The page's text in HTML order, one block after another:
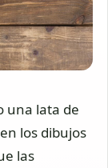
una lata de
los dibujos
las